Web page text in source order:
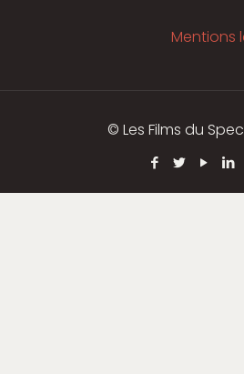
Mentions
© Les Films du